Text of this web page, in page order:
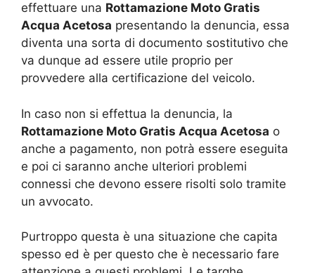
effettuare una Rottamazione Moto Gratis
Acqua Acetosa presentando la denuncia, essa
diventa una sorta di documento sostitutivo che
va dunque ad essere utile proprio per
provvedere alla certificazione del veicolo.
In caso non si effettua la denuncia, la
Rottamazione Moto Gratis Acqua Acetosa o
anche a pagamento, non potrà essere eseguita
e poi ci saranno anche ulteriori problemi
connessi che devono essere risolti solo tramite
un avvocato.
Purtroppo questa è una situazione che capita
spesso ed è per questo che è necessario fare